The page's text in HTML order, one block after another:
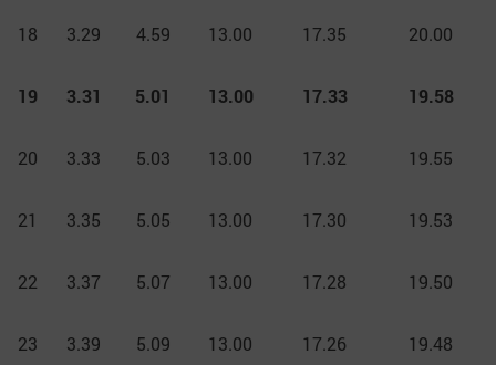
18 3.29 4.59 13.00 17.35 20.00
19 3.31 5.01 13.00 17.33 19.58
20 3.33 5.03 13.00 17.32 19.55
21 3.35 5.05 13.00 17.30 19.53
22 3.37 5.07 13.00 17.28 19.50
23 3.39 5.09 13.00 17.26 19.48